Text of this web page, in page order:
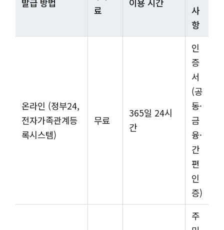
발급 방법
료
이용 시간
사
항
온라인 (정부24,
전자가족관계등
록시스템)
무료
365일 24시
간
인
증
서
(공
동·
금
융·
간
편
인
증)
주